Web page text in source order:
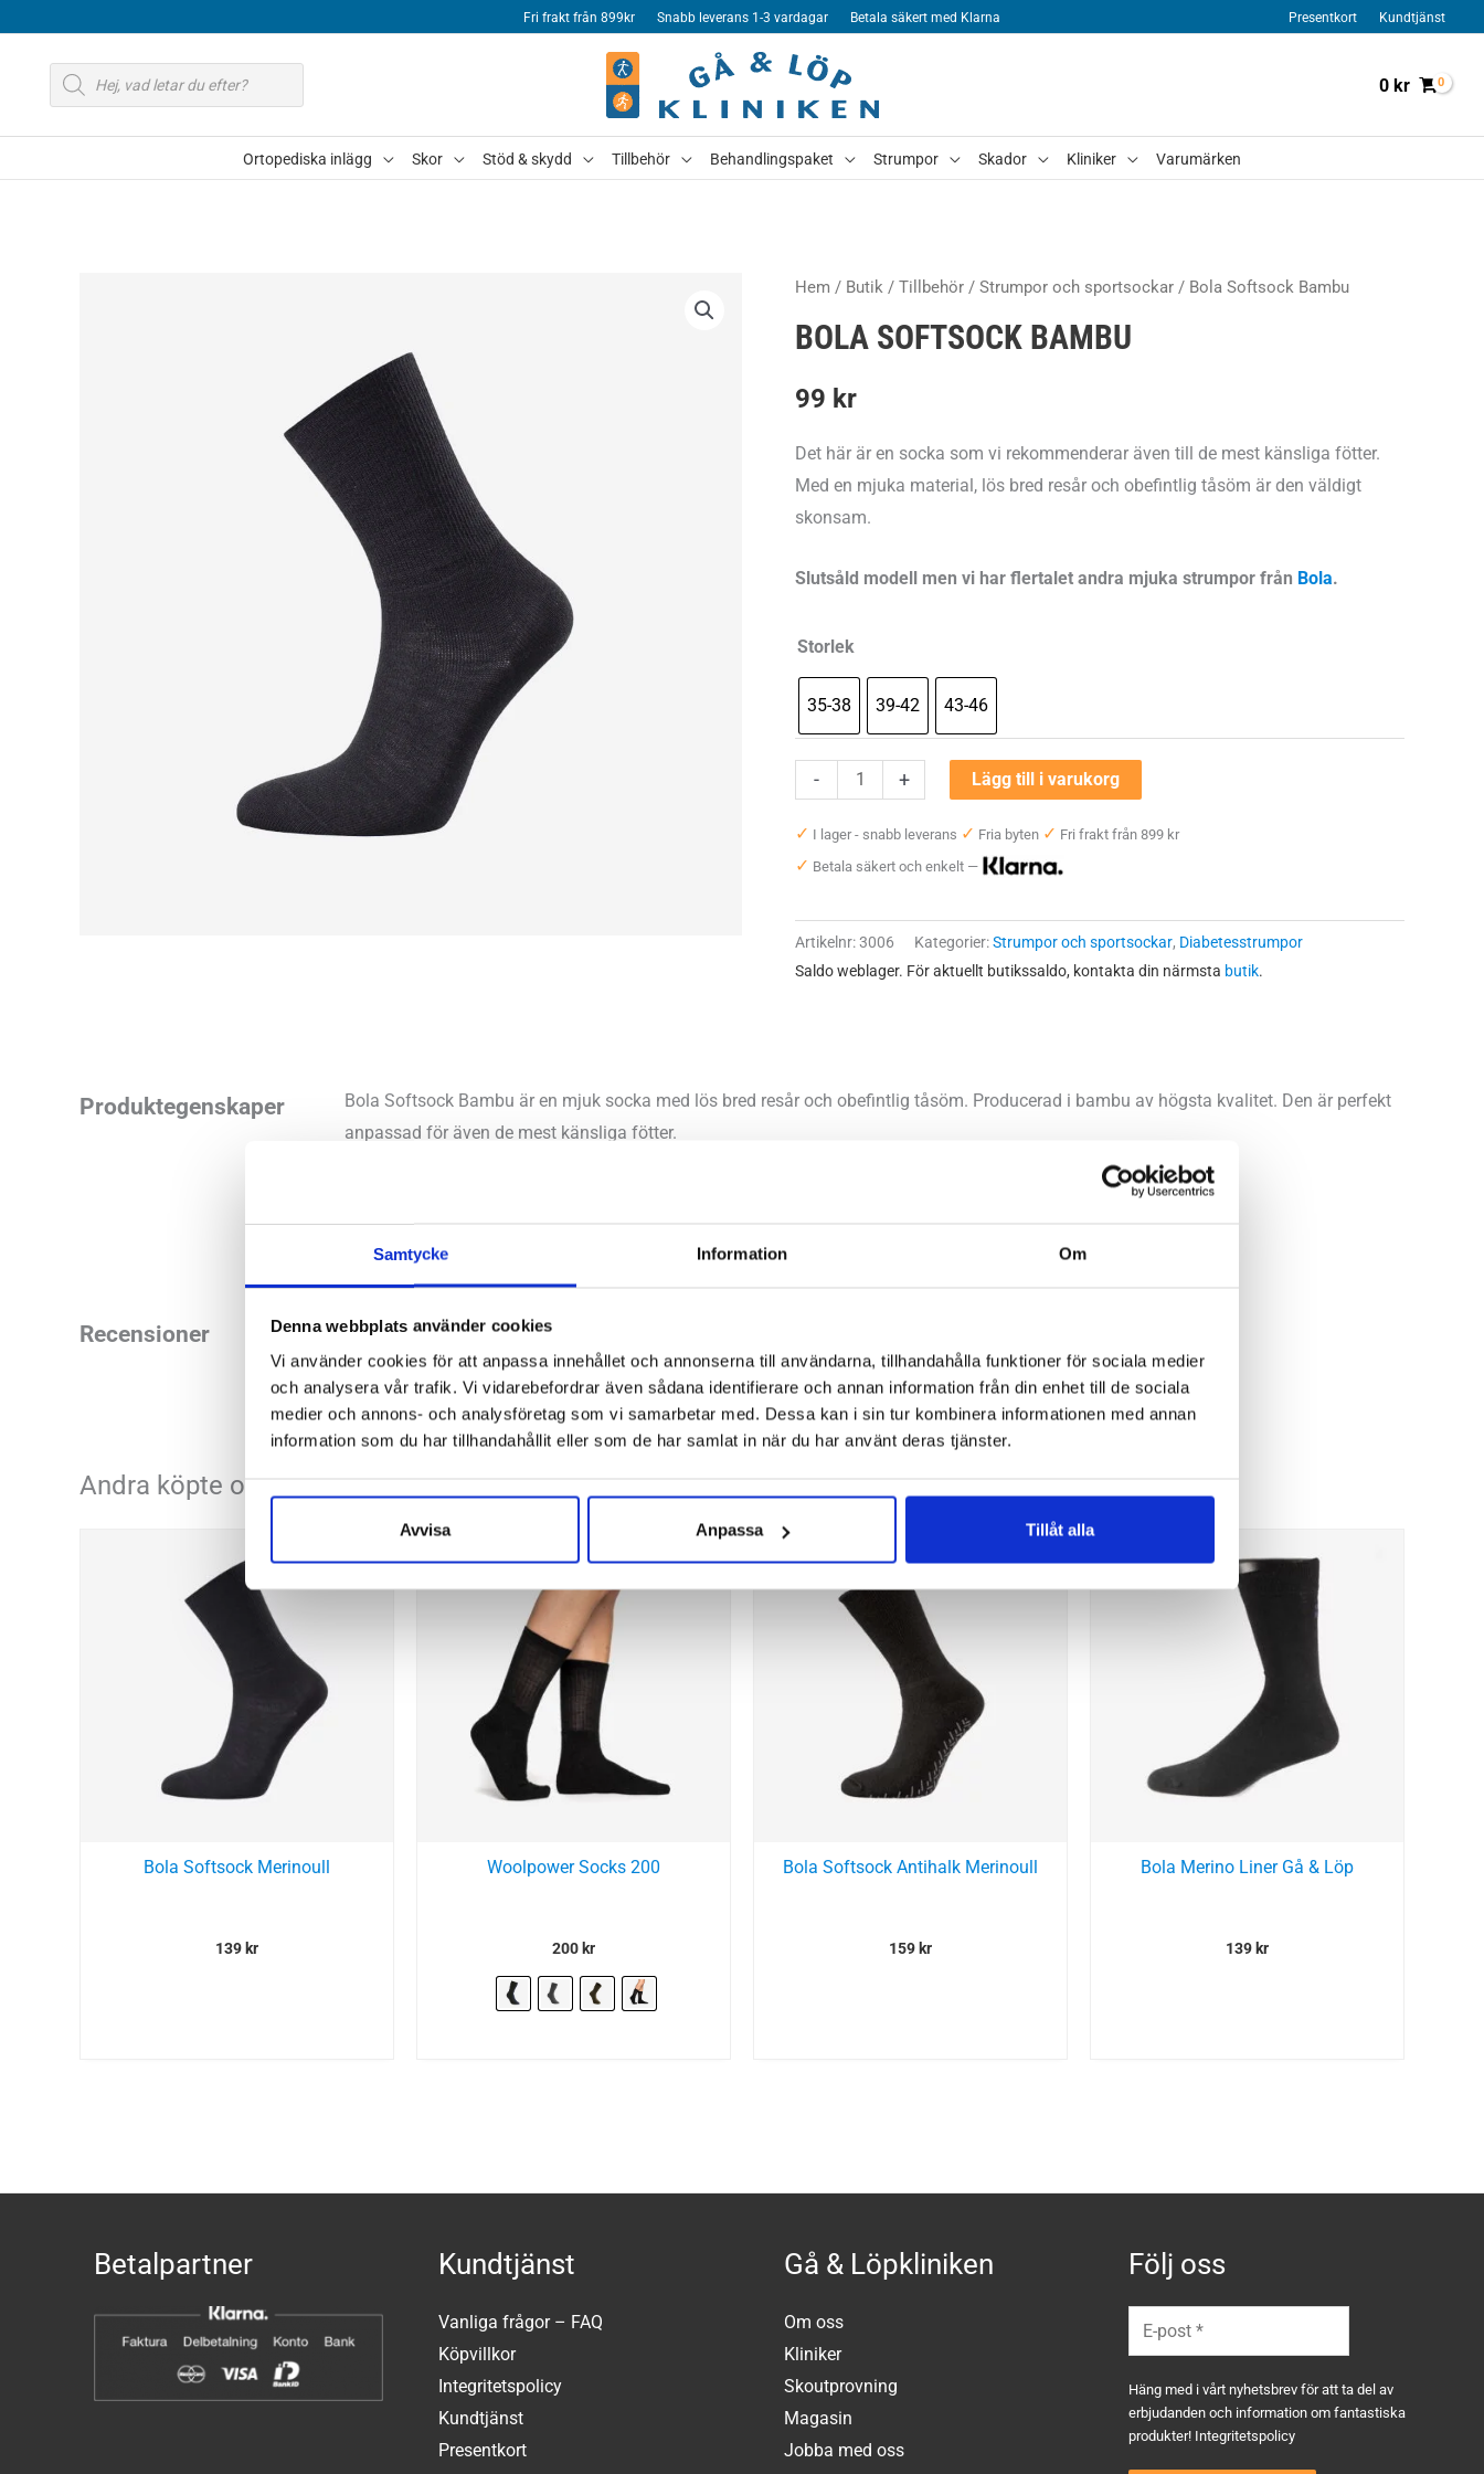
Samtycke Information Om
Denna webbplats använder cookies
Vi använder cookies för att anpassa innehållet och annonserna till användarna, tillhandahålla funktioner för sociala medier
och analysera vår trafik. Vi vidarebefordrar även sådana identifierare och annan information från din enhet till de sociala
medier och annons- och analysföretag som vi samarbetar med. Dessa kan i sin tur kombinera informationen med annan
information som du har tillhandahållit eller som de har samlat in när du har använt deras tjänster.
Avvisa Anpassa Tillåt alla
Fri frakt från 899kr Snabb leverans 1-3 vardagar Betala säkert med Klarna Presentkort Kundtjänst
Produktsökning
0 kr
Ortopediska inlägg Skor Stöd & skydd Tillbehör Behandlingspaket Strumpor Skador Kliniker Varumärken
Hem / Butik / Tillbehör / Strumpor och sportsockar / Bola Softsock Bambu
BOLA SOFTSOCK BAMBU
99 kr
Det här är en socka som vi rekommenderar även till de mest känsliga fötter.
Med en mjuka material, lös bred resår och obefintlig tåsöm är den väldigt
skonsam.
Slutsåld modell men vi har flertalet andra mjuka strumpor från Bola.
Storlek
35-38 39-42 43-46
-
Bola
Softsock
Bambu
mängd
+ Lägg till i varukorg
✓ I lager - snabb leverans ✓ Fria byten ✓ Fri frakt från 899 kr
✓ Betala säkert och enkelt —
Artikelnr:3006 Kategorier:Strumpor och sportsockar, Diabetesstrumpor
Saldo weblager. För aktuellt butikssaldo, kontakta din närmsta butik.
Produktegenskaper
Bola Softsock Bambu är en mjuk socka med lös bred resår och obefintlig tåsöm. Producerad i bambu av högsta kvalitet. Den är perfekt
anpassad för även de mest känsliga fötter.
Recensioner
Andra köpte också...
Bola Softsock Merinoull
139 kr
Woolpower Socks 200
200 kr
Bola Softsock Antihalk Merinoull
159 kr
Bola Merino Liner Gå & Löp
139 kr
Betalpartner Kundtjänst
Vanliga frågor – FAQ
Köpvillkor
Integritetspolicy
Kundtjänst
Presentkort
Gå & Löpkliniken
Om oss
Kliniker
Skoutprovning
Magasin
Jobba med oss
Följ oss
Häng med i vårt nyhetsbrev för att ta del av
erbjudanden och information om fantastiska
produkter! Integritetspolicy